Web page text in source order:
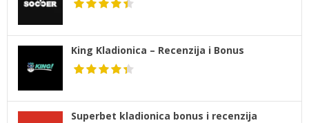
King Kladionica – Recenzija i Bonus
Superbet kladionica bonus i recenzija